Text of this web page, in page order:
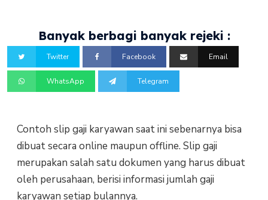
Banyak berbagi banyak rejeki :
Twitter Facebook Email
WhatsApp Telegram
Contoh slip gaji karyawan saat ini sebenarnya bisa
dibuat secara online maupun offline. Slip gaji
merupakan salah satu dokumen yang harus dibuat
oleh perusahaan, berisi informasi jumlah gaji
karyawan setiap bulannya.